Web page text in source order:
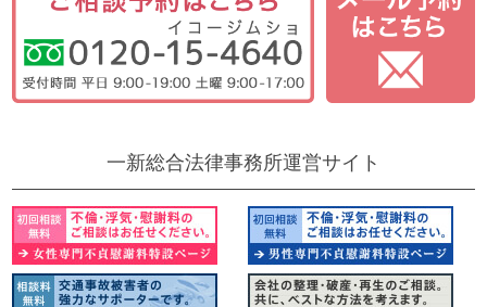
一新総合法律事務所運営サイト